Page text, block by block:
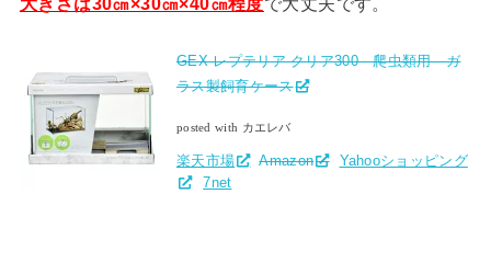
GEX レプテリア クリア300 爬虫類用 ガ
ラス製飼育ケース
posted with カエレバ
楽天市場 Amazon
Yahooショッピング
7net